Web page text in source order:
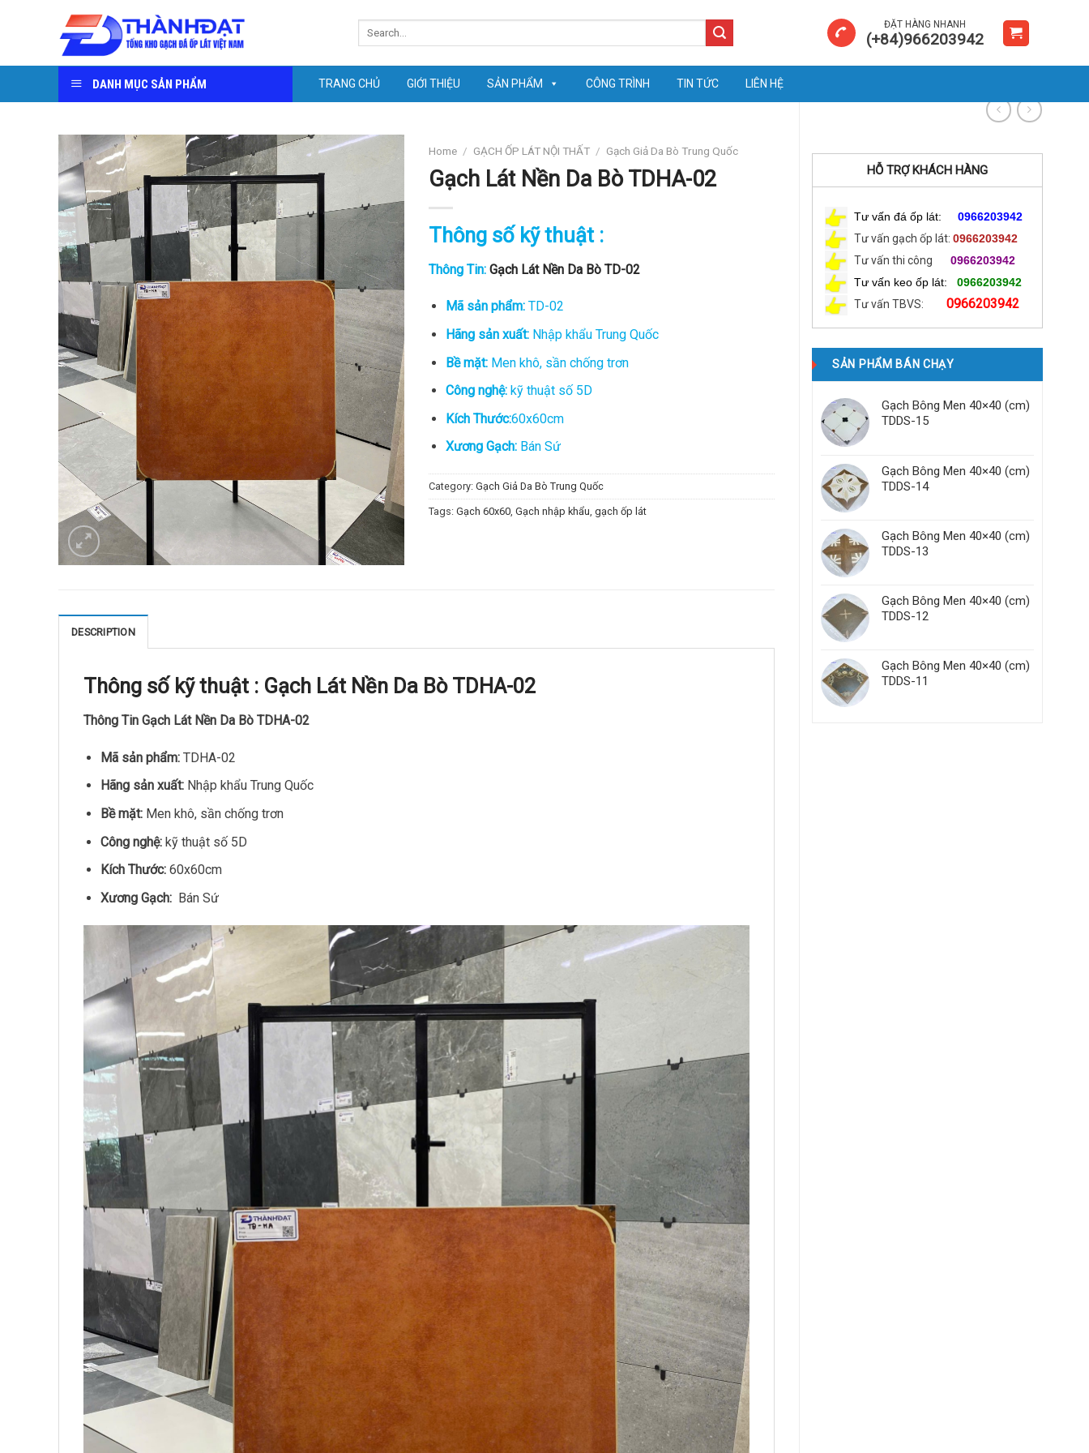
ĐẶT HÀNG NHANH
(+84)966203942
DANH MỤC SẢN PHẨM TRANG CHỦ GIỚI THIỆU SẢN PHẨM CÔNG TRÌNH TIN TỨC LIÊN HỆ
HỖ TRỢ KHÁCH HÀNG
Tư vấn đá ốp lát: 0966203942
Tư vấn gạch ốp lát: 0966203942
Tư vấn thi công
0966203942
Tư vấn keo ốp lát:
0966203942
Tư vấn TBVS:
0966203942
SẢN PHẨM BÁN CHẠY
Gạch Bông Men 40×40 (cm)
TDDS-15
Gạch Bông Men 40×40 (cm)
TDDS-14
Gạch Bông Men 40×40 (cm)
TDDS-13
Gạch Bông Men 40×40 (cm)
TDDS-12
Gạch Bông Men 40×40 (cm)
TDDS-11
Home / GẠCH ỐP LÁT NỘI THẤT / Gạch Giả Da Bò Trung Quốc
Gạch Lát Nền Da Bò TDHA-02
Thông số kỹ thuật :
Thông Tin: Gạch Lát Nền Da Bò TD-02
Mã sản phẩm:TD-02
Hãng sản xuất:Nhập khẩu Trung Quốc
Bề mặt:Men khô, sần chống trơn
Công nghệ:kỹ thuật số 5D
Kích Thước:60x60cm
Xương Gạch:Bán Sứ
Category: Gạch Giả Da Bò Trung Quốc
Tags: Gạch 60x60, Gạch nhập khẩu, gạch ốp lát
DESCRIPTION
Thông số kỹ thuật : Gạch Lát Nền Da Bò TDHA-02
Thông Tin Gạch Lát Nền Da Bò TDHA-02
Mã sản phẩm:TDHA-02
Hãng sản xuất:Nhập khẩu Trung Quốc
Bề mặt:Men khô, sần chống trơn
Công nghệ:kỹ thuật số 5D
Kích Thước:60x60cm
Xương Gạch:Bán Sứ